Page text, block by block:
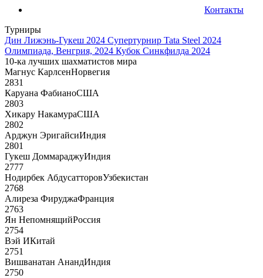
Контакты
Турниры
Дин Лижэнь-Гукеш 2024 Супертурнир Tata Steel 2024
Олимпиада, Венгрия, 2024 Кубок Синкфилда 2024
10-ка лучших шахматистов мира
Магнус КарлсенНорвегия
2831
Каруана ФабианоСША
2803
Хикару НакамураСША
2802
Арджун ЭригайсиИндия
2801
Гукеш ДоммараджуИндия
2777
Нодирбек АбдусатторовУзбекистан
2768
Алиреза ФируджаФранция
2763
Ян НепомнящийРоссия
2754
Вэй ИКитай
2751
Вишванатан АнандИндия
2750